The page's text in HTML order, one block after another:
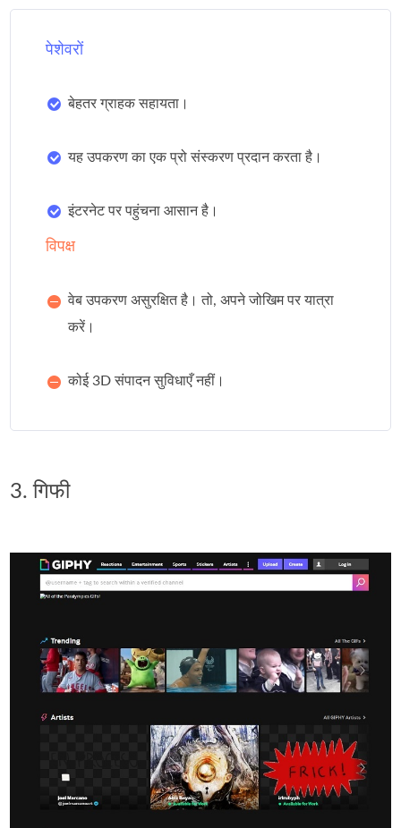
पेशेवरों
बेहतर ग्राहक सहायता।
यह उपकरण का एक प्रो संस्करण प्रदान करता है।
इंटरनेट पर पहुंचना आसान है।
विपक्ष
वेब उपकरण असुरक्षित है। तो, अपने जोखिम पर यात्रा
करें।
कोई 3D संपादन सुविधाएँ नहीं।
3. गिफी